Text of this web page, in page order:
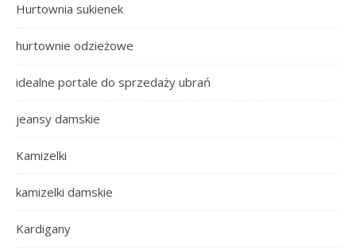
Hurtownia sukienek
hurtownie odzieżowe
idealne portale do sprzedaży ubrań
jeansy damskie
Kamizelki
kamizelki damskie
Kardigany